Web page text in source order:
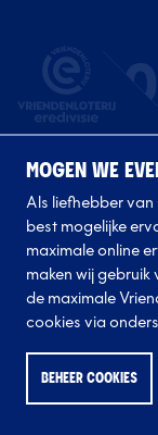
MOGEN WE
Als liefhebber van
best mogelijke
maximale online
maken wij
de maximale
cookies via
BEHEER COOKIES